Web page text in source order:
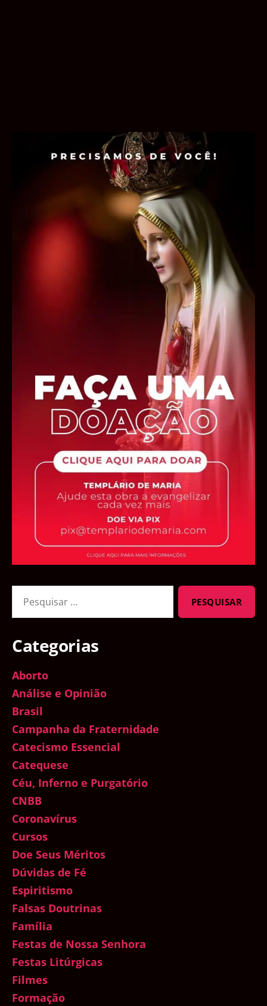
por:
Categorias
Aborto
Análise e Opinião
Brasil
Campanha da Fraternidade
Catecismo Essencial
Catequese
Céu, Inferno e Purgatório
CNBB
Coronavírus
Cursos
Doe Seus Méritos
Dúvidas de Fé
Espiritismo
Falsas Doutrinas
Família
Festas de Nossa Senhora
Festas Litúrgicas
Filmes
Formação